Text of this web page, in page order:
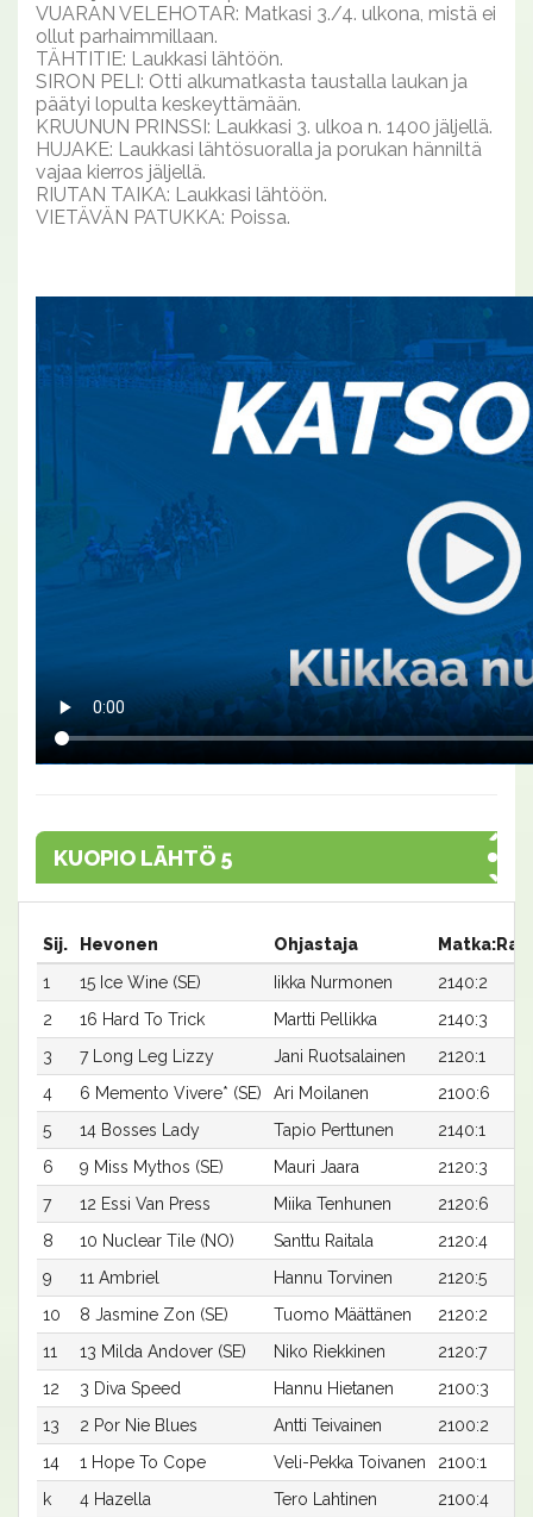
VUARAN VELEHOTAR: Matkasi 3./4. ulkona, mistä ei
ollut parhaimmillaan.
TÄHTITIE: Laukkasi lähtöön.
SIRON PELI: Otti alkumatkasta taustalla laukan ja
päätyi lopulta keskeyttämään.
KRUUNUN PRINSSI: Laukkasi 3. ulkoa n. 1400 jäljellä.
HUJAKE: Laukkasi lähtösuoralla ja porukan hänniltä
vajaa kierros jäljellä.
RIUTAN TAIKA: Laukkasi lähtöön.
VIETÄVÄN PATUKKA: Poissa.
KUOPIO LÄHTÖ 5
Sij. Hevonen Ohjastaja
1
15 Ice Wine (SE) Iikka Nurmonen
2140:2
2
16 Hard To Trick Martti Pellikka
2140:3
3
7 Long Leg Lizzy Jani Ruotsalainen
2120:1
4
6 Memento Vivere* (SE) Ari Moilanen
2100:6
5
14 Bosses Lady Tapio Perttunen
2140:1
6
9 Miss Mythos (SE) Mauri Jaara
2120:3
7
12 Essi Van Press Miika Tenhunen
2120:6
8
10 Nuclear Tile (NO) Santtu Raitala
2120:4
9
11 Ambriel Hannu Torvinen
2120:5
10
8 Jasmine Zon (SE) Tuomo Määttänen
2120:2
11
13 Milda Andover (SE) Niko Riekkinen
2120:7
12
3 Diva Speed Hannu Hietanen
2100:3
13
2 Por Nie Blues Antti Teivainen
2100:2
14
1 Hope To Cope Veli-Pekka Toivanen
2100:1
k
4 Hazella Tero Lahtinen
2100:4